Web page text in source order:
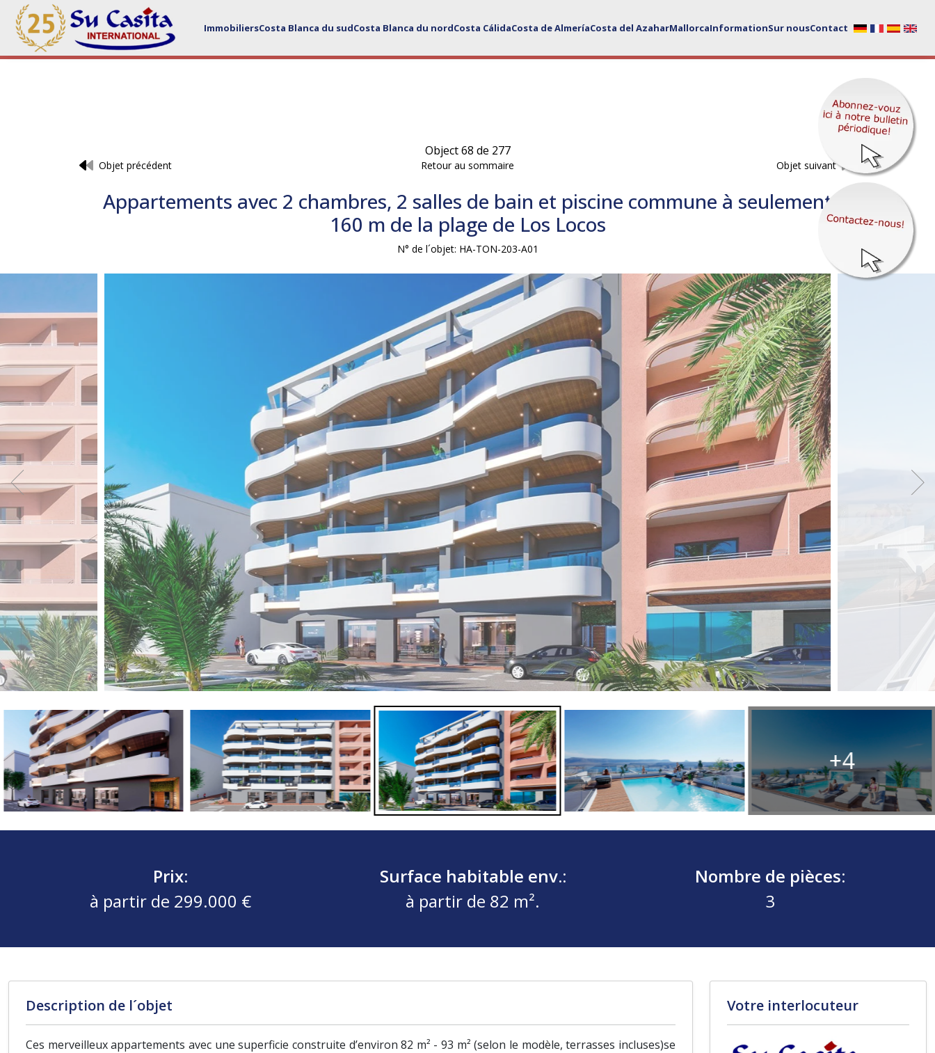
ImmobiliersCosta Blanca du sudCosta Blanca du nordCosta CálidaCosta de AlmeríaCosta del AzaharMallorcaInformationSur nousContact
Object 68 de 277
Objet suivant
Objet précédent Retour au sommaire
Appartements avec 2 chambres, 2 salles de bain et piscine commune à seulement
160 m de la plage de Los Locos
N° de l´objet: HA-TON-203-A01
+4
Prix:
à partir de 299.000 €
Surface habitable env.:
à partir de 82 m².
Nombre de pièces:
3
Description de l´objet
Ces merveilleux appartements avec une superficie construite d’environ 82 m² - 93 m² (selon le modèle, terrasses incluses)se
Votre interlocuteur